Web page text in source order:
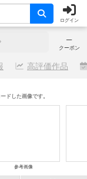
ログイン
─
クーポン
高評価作品
参考画像
ドした画像です。